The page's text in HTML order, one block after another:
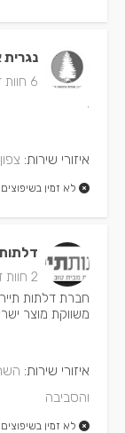
נגרית
6 חוות דעת
.
איזורי שירות:
לא זמין
2 חוות דעת
משווקת מוצר
איזורי שירות:
והסביבה
לא זמין